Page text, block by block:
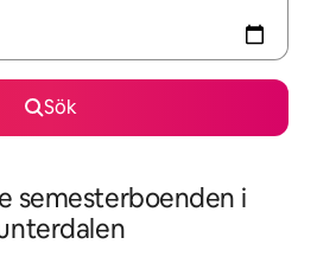
Sök
semesterboenden i